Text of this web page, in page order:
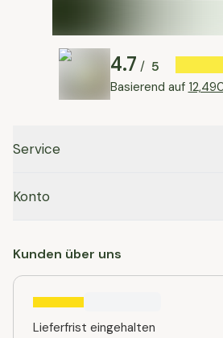
4.7 / 5
Basierend auf
Service
Konto
Kunden über uns
Lieferfrist eingehalten